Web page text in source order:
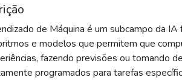
de Máquina é um subcampo da
e modelos que permitem que
fazendo previsões ou tomando
programados para tarefas